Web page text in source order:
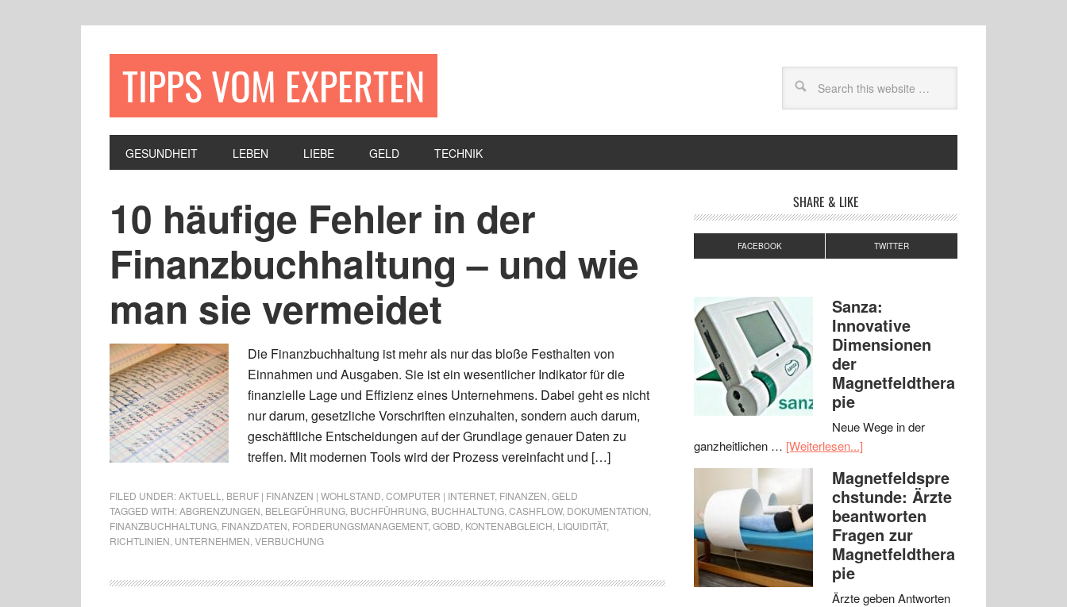
TIPPS VOM EXPERTEN
GESUNDHEIT LEBEN LIEBE GELD TECHNIK
10 häufige Fehler in der
Finanzbuchhaltung – und wie
man sie vermeidet
Die Finanzbuchhaltung ist mehr als nur das bloße Festhalten von
Einnahmen und Ausgaben. Sie ist ein wesentlicher Indikator für die
finanzielle Lage und Effizienz eines Unternehmens. Dabei geht es nicht
nur darum, gesetzliche Vorschriften einzuhalten, sondern auch darum,
geschäftliche Entscheidungen auf der Grundlage genauer Daten zu
treffen. Mit modernen Tools wird der Prozess vereinfacht und […]
FILED UNDER:AKTUELL BERUF | FINANZEN | WOHLSTAND COMPUTER | INTERNET, FINANZEN GELD
TAGGED WITH:ABGRENZUNGEN BELEGFÜHRUNG BUCHFÜHRUNG BUCHHALTUNG CASHFLOW, DOKUMENTATION
FINANZBUCHHALTUNG FINANZDATEN FORDERUNGSMANAGEMENT, GOBD KONTENABGLEICH LIQUIDITÄT,
RICHTLINIEN UNTERNEHMEN VERBUCHUNG
SHARE & LIKE
FACEBOOK TWITTER
Sanza:
Innovative
Dimensionen
der
Magnetfeldthera
pie
Neue Wege in der
ganzheitlichen … [Weiterlesen...]
Magnetfeldspre
chstunde: Ärzte
beantworten
Fragen zur
Magnetfeldthera
pie
Ärzte geben Antworten